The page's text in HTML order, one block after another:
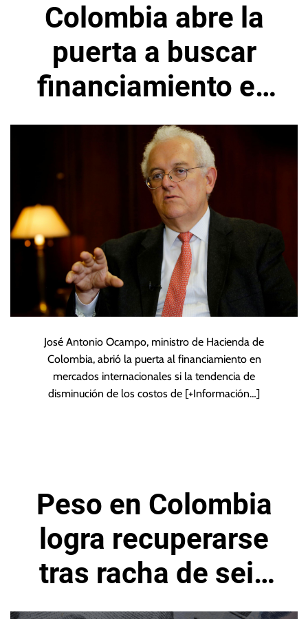
Colombia abre la
puerta a buscar
financiamiento en
mercado externo
José Antonio Ocampo, ministro de Hacienda de
Colombia, abrió la puerta al financiamiento en
mercados internacionales si la tendencia de
disminución de los costos de [+Información…]
Peso en Colombia
logra recuperarse
tras racha de seis
sesiones de